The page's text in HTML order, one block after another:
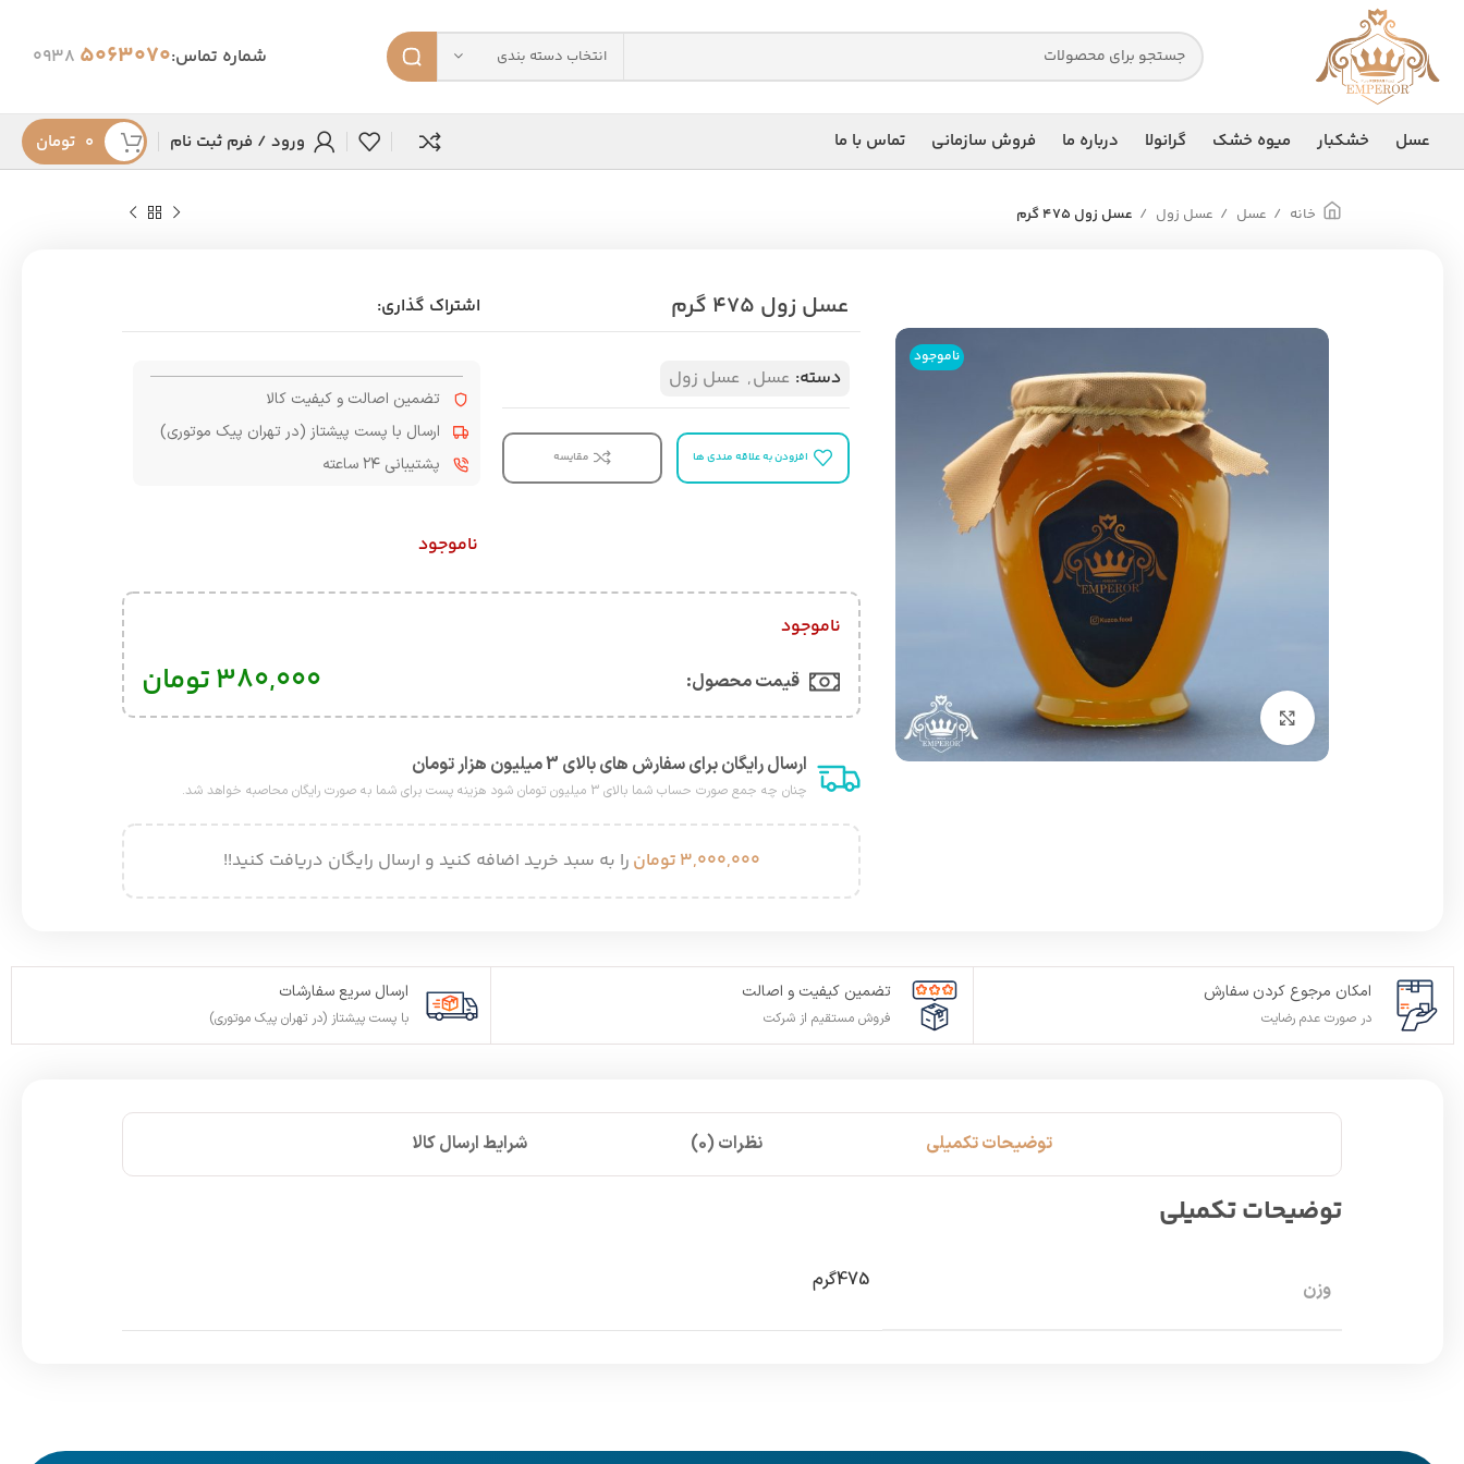
انتخاب دسته بندی شماره تماس:5063070
0938
عسل خشکبار میوه خشک گرانولا درباره ما فروش سازمانی تماس با ما ورود / فرم ثبت نام ۰ تومان
خانه عسل عسل زول عسل زول 475 گرم
ناموجود
برای بزرگنمایی کلیک کنید
عسل زول 475 گرم اشتراک گذاری:
دسته: عسل, عسل زول
افزودن به علاقه مندی ها مقایسه
تضمین اصالت و کیفیت کالا
ارسال با پست پیشتاز (در تهران پیک موتوری)
پشتیبانی ۲۴ ساعته
ناموجود
ناموجود
قیمت محصول:​ ۳۸۰,۰۰۰تومان
ارسال رایگان برای سفارش های بالای 3 میلیون هزار تومان
چنان چه جمع صورت حساب شما بالای 3 میلیون تومان شود هزینه پست برای شما به صورت رایگان محاصبه خواهد شد.
۳,۰۰۰,۰۰۰ تومان را به سبد خرید اضافه کنید و ارسال رایگان دریافت کنید!!
امکان مرجوع کردن سفارش
در صورت عدم رضایت
تضمین کیفیت و اصالت
فروش مستقیم از شرکت
ارسال سریع سفارشات
با پست پیشتاز (در تهران پیک موتوری)
توضیحات تکمیلی نظرات (0) شرایط ارسال کالا
توضیحات تکمیلی
وزن 475گرم